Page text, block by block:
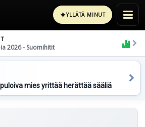
✦YLLÄTÄ MINUT
2026 - Suomihitit
mies yrittää herättää sääliä